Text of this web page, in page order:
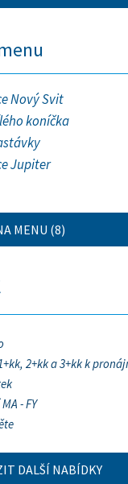
Nový Svit
koníčka
Jupiter
MENU (8)
2+kk a 3+kk k
- FY
DALŠÍ NABÍDKY